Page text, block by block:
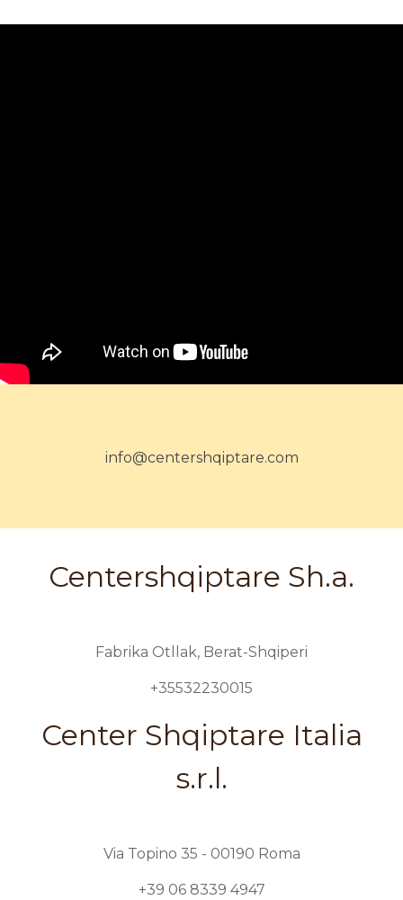
info@centershqiptare.com
Centershqiptare Sh.a.
Fabrika Otllak, Berat-Shqiperi
+35532230015
Center Shqiptare Italia
s.r.l.
Via Topino 35 - 00190 Roma
+39 06 8339 4947